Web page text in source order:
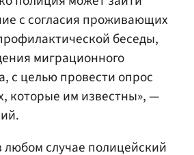
с согласия проживающих
беседы,
миграционного
с целью провести опрос
которые им известны», —
любом случае полицейский